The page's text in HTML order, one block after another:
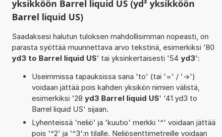
yksikköön Barrel liquid US (yd³ yksikköön
Barrel liquid US)
Saadaksesi halutun tuloksen mahdollisimman nopeasti, on
parasta syöttää muunnettava arvo tekstinä, esimerkiksi '80
yd3 to Barrel liquid US' tai yksinkertaisesti '54 yd3':
Useimmissa tapauksissa sana 'to' (tai '=' / '->')
voidaan jättää pois kahden yksikön nimien välistä,
esimerkiksi '28 yd3 Barrel liquid US' '41 yd3 to
Barrel liquid US' sijaan.
Lyhenteissä 'neliö' ja 'kuutio' merkki '^' voidaan jättää
pois '^2' ja '^3':n tilalle. Neliösenttimetreille voidaan